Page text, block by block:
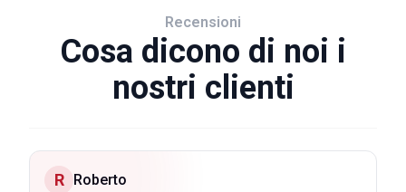
Recensioni
Cosa dicono di noi i
nostri clienti
R Roberto